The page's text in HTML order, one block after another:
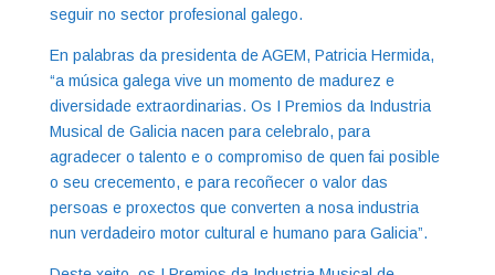
seguir no sector profesional galego.
En palabras da presidenta de AGEM, Patricia Hermida,
“a música galega vive un momento de madurez e
diversidade extraordinarias. Os I Premios da Industria
Musical de Galicia nacen para celebralo, para
agradecer o talento e o compromiso de quen fai posible
o seu crecemento, e para recoñecer o valor das
persoas e proxectos que converten a nosa industria
nun verdadeiro motor cultural e humano para Galicia”.